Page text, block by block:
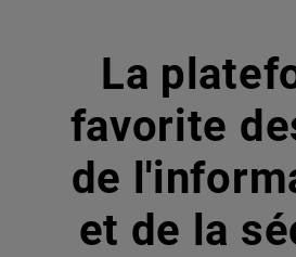
La
favorite
de
et de la